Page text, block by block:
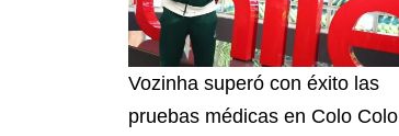
Vozinha superó con éxito las
pruebas médicas en Colo Colo